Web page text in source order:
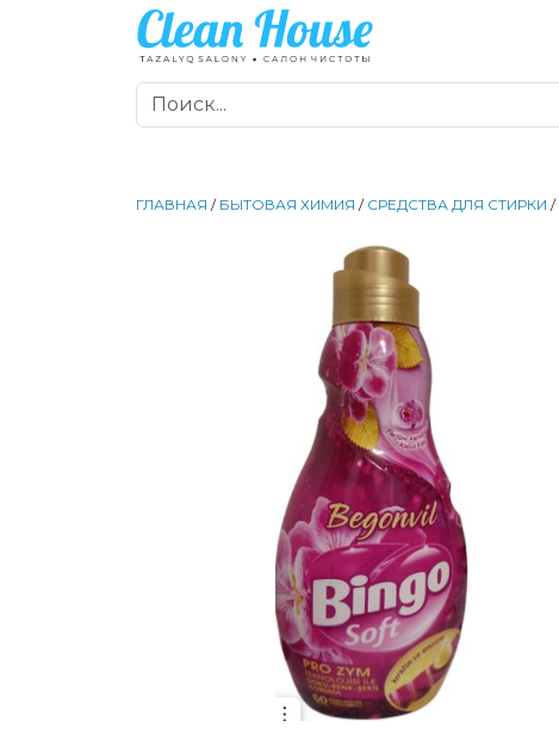
ГЛАВНАЯ / БЫТОВАЯ ХИМИЯ / СРЕДСТВА ДЛЯ СТИРКИ /